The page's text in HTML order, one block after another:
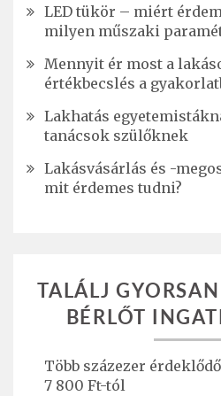
LED tükör – miért
milyen műszaki
Mennyit ér most a
értékbecslés a
Lakhatás
tanácsok szülőknek
Lakásvásárlás és -
mit érdemes tudni?
TALÁLJ
BÉRLŐT
Több százezer
7 800 Ft-tól